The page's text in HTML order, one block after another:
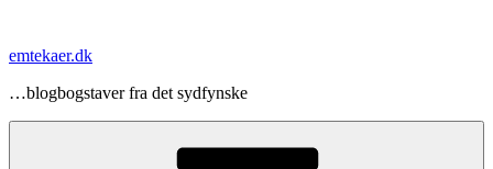
indhold
emtekaer.dk
…blogbogstaver fra det sydfynske